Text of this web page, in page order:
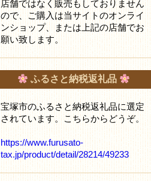
店舗ではなく販売もしておりません
ので、ご購入は当サイトのオンライ
ンショップ、または上記の店舗でお
願い致します。
ふるさと納税返礼品
宝塚市のふるさと納税返礼品に選定
されています。こちらからどうぞ。
https://www.furusato-
tax.jp/product/detail/28214/49233